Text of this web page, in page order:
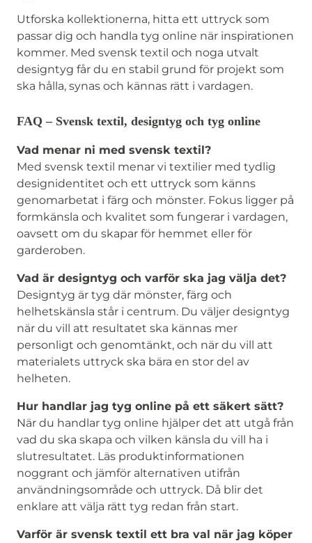
Utforska kollektionerna, hitta ett uttryck som
passar dig och handla tyg online när inspirationen
kommer. Med svensk textil och noga utvalt
designtyg får du en stabil grund för projekt som
ska hålla, synas och kännas rätt i vardagen.
FAQ – Svensk textil, designtyg och tyg online
Vad menar ni med svensk textil?
Med svensk textil menar vi textilier med tydlig
designidentitet och ett uttryck som känns
genomarbetat i färg och mönster. Fokus ligger på
formkänsla och kvalitet som fungerar i vardagen,
oavsett om du skapar för hemmet eller för
garderoben.
Vad är designtyg och varför ska jag välja det?
Designtyg är tyg där mönster, färg och
helhetskänsla står i centrum. Du väljer designtyg
när du vill att resultatet ska kännas mer
personligt och genomtänkt, och när du vill att
materialets uttryck ska bära en stor del av
helheten.
Hur handlar jag tyg online på ett säkert sätt?
När du handlar tyg online hjälper det att utgå från
vad du ska skapa och vilken känsla du vill ha i
slutresultatet. Läs produktinformationen
noggrant och jämför alternativen utifrån
användningsområde och uttryck. Då blir det
enklare att välja rätt tyg redan från start.
Varför är svensk textil ett bra val när jag köper